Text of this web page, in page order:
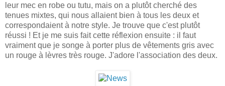
leur mec en robe ou tutu, mais on a plutôt cherché des
tenues mixtes, qui nous allaient bien à tous les deux et
correspondaient à notre style. Je trouve que c'est plutôt
réussi ! Et je me suis fait cette réflexion ensuite : il faut
vraiment que je songe à porter plus de vêtements gris avec
un rouge à lèvres très rouge. J'adore l'association des deux.